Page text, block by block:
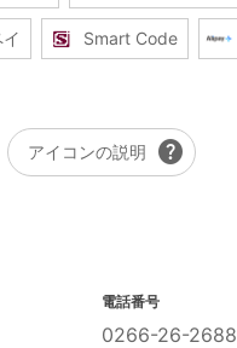
Smart Code
アイコンの説明 help
電話番号
0266-26-2688